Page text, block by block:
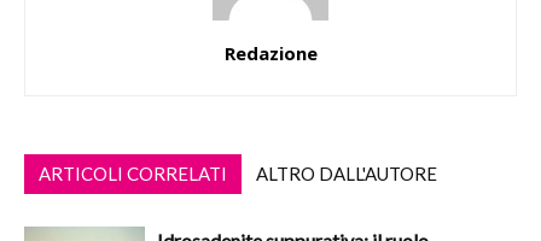
Redazione
ARTICOLI CORRELATI ALTRO DALL'AUTORE